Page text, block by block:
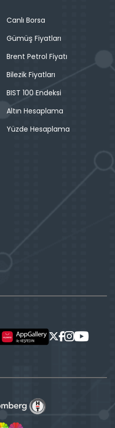
Canlı Borsa
Gümüş Fiyatları
Brent Petrol Fiyatı
Bilezik Fiyatları
BIST 100 Endeksi
Altın Hesaplama
Yüzde Hesaplama